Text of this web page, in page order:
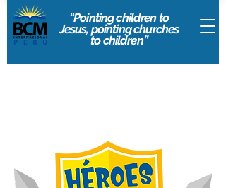
“Pointing children to
Jesus, pointing churches
to children”